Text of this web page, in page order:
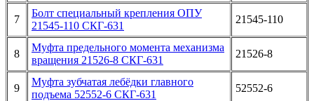
7
Болт специальный крепления ОПУ
21545-110 СКГ-631
21545-110
8
Муфта предельного момента механизма
вращения 21526-8 СКГ-631
21526-8
9
Муфта зубчатая лебёдки главного
подъема 52552-6 СКГ-631
52552-6